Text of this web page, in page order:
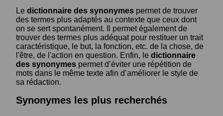
Le dictionnaire des synonymes permet de trouver
des termes plus adaptés au contexte que ceux dont
on se sert spontanément. Il permet également de
trouver des termes plus adéquat pour restituer un trait
caractéristique, le but, la fonction, etc. de la chose, de
l'être, de l'action en question. Enfin, le dictionnaire
des synonymes permet d’éviter une répétition de
mots dans le même texte afin d’améliorer le style de
sa rédaction.
Synonymes les plus recherchés